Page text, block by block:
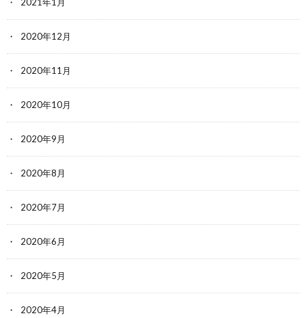
2020年12月
2020年11月
2020年10月
2020年9月
2020年8月
2020年7月
2020年6月
2020年5月
2020年4月